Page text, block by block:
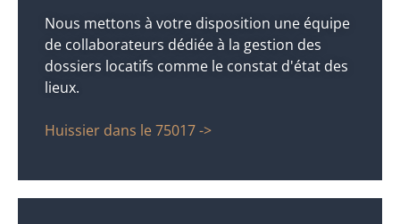
Nous mettons à votre disposition une équipe
de collaborateurs dédiée à la gestion des
dossiers locatifs comme le constat d'état des
lieux.
Huissier dans le 75017 ->